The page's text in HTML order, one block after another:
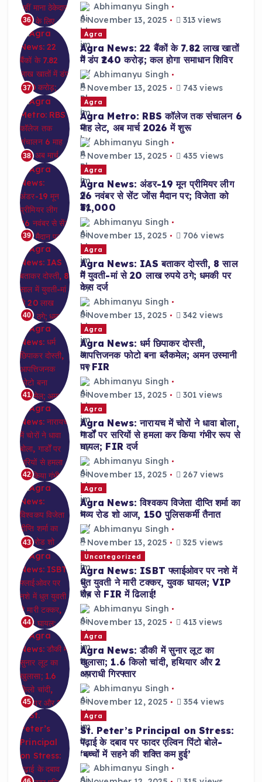
36
Abhimanyu Singh
November 13, 2025
313 views
37
Agra
Agra News: 22 बैंकों के 7.82 लाख खातों
में डंप ₹240 करोड़; कल होगा समाधान शिविर
Abhimanyu Singh
November 13, 2025
743 views
38
Agra
Agra Metro: RBS कॉलेज तक संचालन 6
माह लेट, अब मार्च 2026 में शुरू
Abhimanyu Singh
November 13, 2025
435 views
39
Agra
Agra News: अंडर-19 मून प्रीमियर लीग
26 नवंबर से सेंट जोंस मैदान पर; विजेता को
₹31,000
Abhimanyu Singh
November 13, 2025
706 views
40
Agra
Agra News: IAS बताकर दोस्ती, 8 साल
में युवती-मां से 20 लाख रुपये ठगे; धमकी पर
केस दर्ज
Abhimanyu Singh
November 13, 2025
342 views
41
Agra
Agra News: धर्म छिपाकर दोस्ती,
आपत्तिजनक फोटो बना ब्लैकमेल; अमन उस्मानी
पर FIR
Abhimanyu Singh
November 13, 2025
301 views
42
Agra
Agra News: नारायच में चोरों ने धावा बोला,
गार्डों पर सरियों से हमला कर किया गंभीर रूप से
घायल; FIR दर्ज
Abhimanyu Singh
November 13, 2025
267 views
43
Agra
Agra News: विश्वकप विजेता दीप्ति शर्मा का
भव्य रोड शो आज, 150 पुलिसकर्मी तैनात
Abhimanyu Singh
November 13, 2025
325 views
44
Uncategorized
Agra News: ISBT फ्लाईओवर पर नशे में
धुत युवती ने मारी टक्कर, युवक घायल; VIP
रौब से FIR में ढिलाई!
Abhimanyu Singh
November 13, 2025
413 views
45
Agra
Agra News: डौकी में सुनार लूट का
खुलासा; 1.6 किलो चांदी, हथियार और 2
अपराधी गिरफ्तार
Abhimanyu Singh
November 12, 2025
354 views
Agra
St. Peter’s Principal on Stress:
पढ़ाई के दबाव पर फादर एल्विन पिंटो बोले-
‘बच्चों में सहने की शक्ति कम हुई’
Abhimanyu Singh